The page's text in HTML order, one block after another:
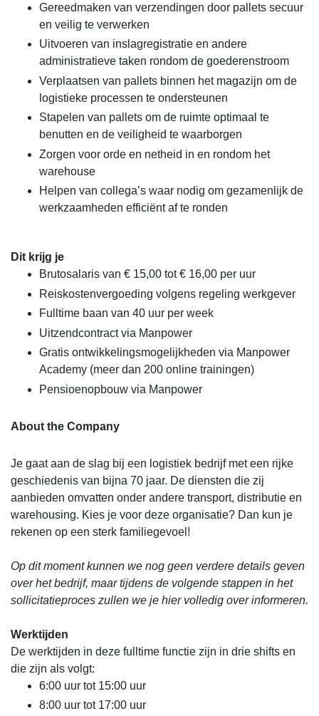
Gereedmaken van verzendingen door pallets secuur
en veilig te verwerken
Uitvoeren van inslagregistratie en andere
administratieve taken rondom de goederenstroom
Verplaatsen van pallets binnen het magazijn om de
logistieke processen te ondersteunen
Stapelen van pallets om de ruimte optimaal te
benutten en de veiligheid te waarborgen
Zorgen voor orde en netheid in en rondom het
warehouse
Helpen van collega’s waar nodig om gezamenlijk de
werkzaamheden efficiënt af te ronden
Dit krijg je
Brutosalaris van € 15,00 tot € 16,00 per uur
Reiskostenvergoeding volgens regeling werkgever
Fulltime baan van 40 uur per week
Uitzendcontract via Manpower
Gratis ontwikkelingsmogelijkheden via Manpower
Academy (meer dan 200 online trainingen)
Pensioenopbouw via Manpower
About the Company
Je gaat aan de slag bij een logistiek bedrijf met een rijke
geschiedenis van bijna 70 jaar. De diensten die zij
aanbieden omvatten onder andere transport, distributie en
warehousing. Kies je voor deze organisatie? Dan kun je
rekenen op een sterk familiegevoel!
Op dit moment kunnen we nog geen verdere details geven
over het bedrijf, maar tijdens de volgende stappen in het
sollicitatieproces zullen we je hier volledig over informeren.
Werktijden
De werktijden in deze fulltime functie zijn in drie shifts en
die zijn als volgt:
6:00 uur tot 15:00 uur
8:00 uur tot 17:00 uur